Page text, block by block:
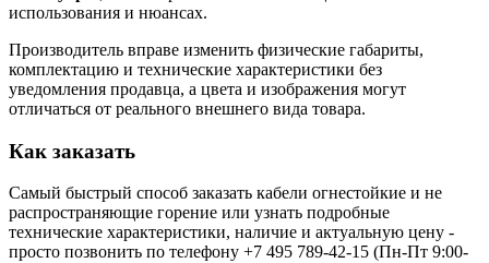
использования и нюансах.
Производитель вправе изменить физические габариты,
комплектацию и технические характеристики без
уведомления продавца, а цвета и изображения могут
отличаться от реального внешнего вида товара.
Как заказать
Самый быстрый способ заказать кабели огнестойкие и не
распространяющие горение или узнать подробные
технические характеристики, наличие и актуальную цену -
просто позвонить по телефону +7 495 789-42-15 (Пн-Пт 9:00-